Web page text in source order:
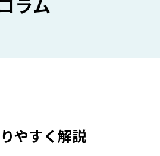
やすく解説